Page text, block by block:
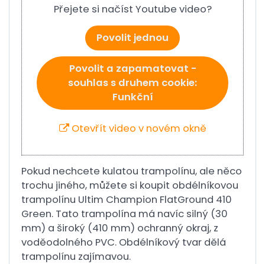
Přejete si načíst Youtube video?
Povolit jednou
Povolit a zapamatovat -
souhlas s druhem cookie:
Funkční
Otevřít video v novém okně
Pokud nechcete kulatou trampolínu, ale něco
trochu jiného, ​​můžete si koupit obdélníkovou
trampolínu Ultim Champion FlatGround 410
Green. Tato trampolína má navíc silný (30
mm) a široký (410 mm) ochranný okraj, z
voděodolného PVC. Obdélníkový tvar dělá
trampolínu zajímavou.